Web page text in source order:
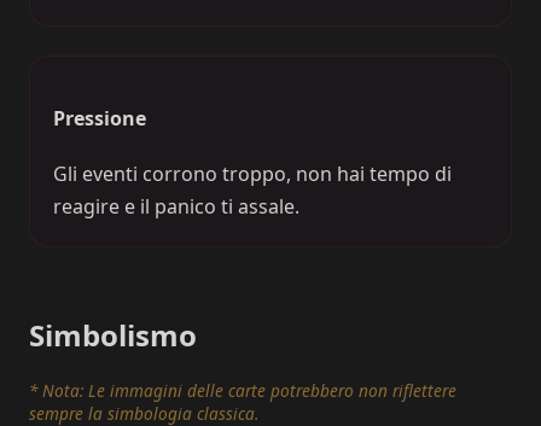
Pressione
Gli eventi corrono troppo, non hai tempo di
reagire e il panico ti assale.
Simbolismo
* Nota: Le immagini delle carte potrebbero non riflettere
sempre la simbologia classica.